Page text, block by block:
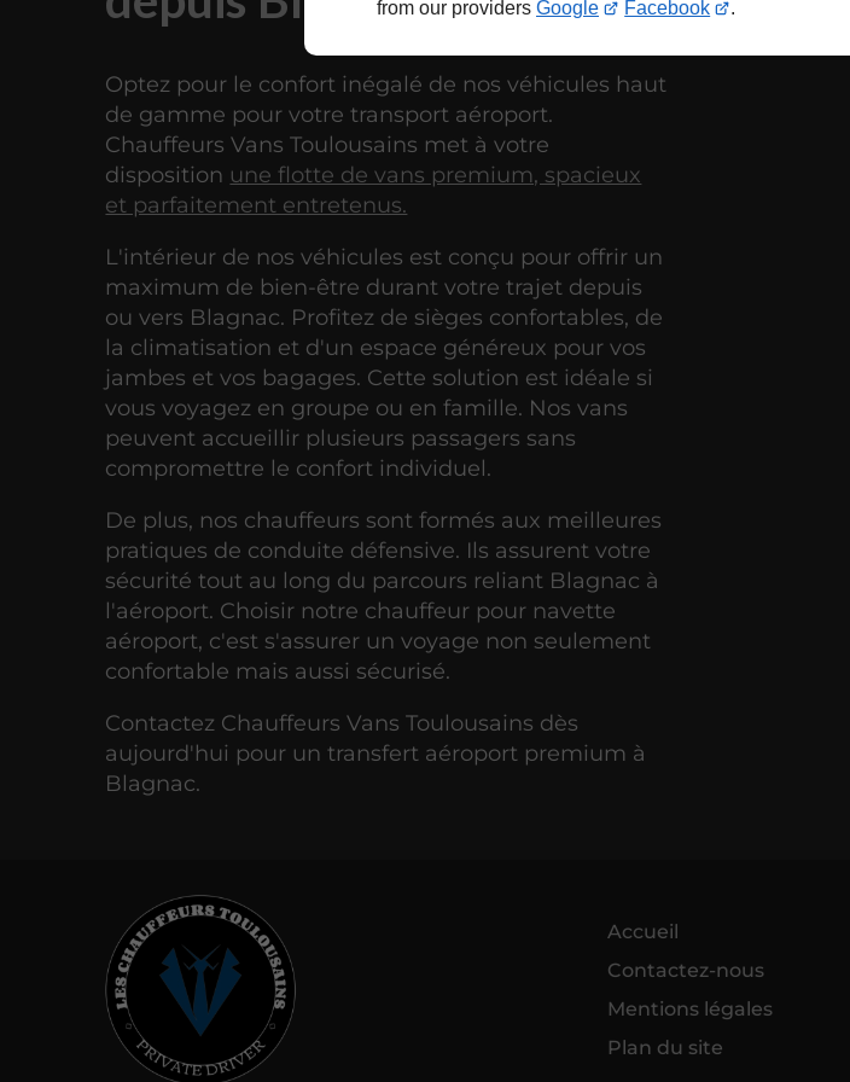
from our providers Google Facebook .
Optez pour le confort inégalé de nos véhicules haut
de gamme pour votre transport aéroport.
Chauffeurs Vans Toulousains met à votre
disposition une flotte de vans premium, spacieux
et parfaitement entretenus.
L'intérieur de nos véhicules est conçu pour offrir un
maximum de bien-être durant votre trajet depuis
ou vers Blagnac. Profitez de sièges confortables, de
la climatisation et d'un espace généreux pour vos
jambes et vos bagages. Cette solution est idéale si
vous voyagez en groupe ou en famille. Nos vans
peuvent accueillir plusieurs passagers sans
compromettre le confort individuel.
De plus, nos chauffeurs sont formés aux meilleures
pratiques de conduite défensive. Ils assurent votre
sécurité tout au long du parcours reliant Blagnac à
l'aéroport. Choisir notre chauffeur pour navette
aéroport, c'est s'assurer un voyage non seulement
confortable mais aussi sécurisé.
Contactez Chauffeurs Vans Toulousains dès
aujourd'hui pour un transfert aéroport premium à
Blagnac.
Accueil
Contactez-nous
Mentions légales
Plan du site